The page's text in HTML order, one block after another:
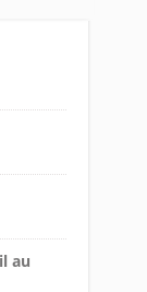
au